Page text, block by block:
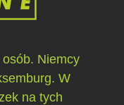
Niemcy
W
na tych